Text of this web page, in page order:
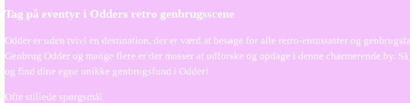
Tag på eventyr i Odders retro genbrugsscene
Odder er uden tvivl en destination, der er værd at besøge for alle retro-entusiaster og
Genbrug Odder og mange flere er der masser at udforske og opdage i denne charmerende by.
og find dine egne unikke genbrugsfund i Odder!
Ofte stillede spørgsmål